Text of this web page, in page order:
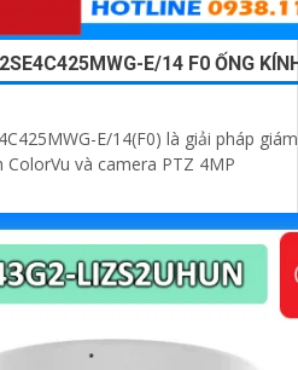
E/14 F0 ỐNG
E/14(F0) là giải pháp
và camera PTZ 4MP